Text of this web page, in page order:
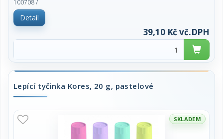
lepení fotografií doma, v
kanceláři i ve škole. Lepí všechny druhy papíru a
Vzduchotěsný uzávěr zajišťuje dlouhou životnost.
Je ekologické, 60% obsahu je vyrobeno z
obnovitelných zdrojů. Obsah 20 g. Cena za
100708 /
Detail
39,10 Kč vč.DPH
Lepící tyčinka Kores, 20 g, pastelové
SKLADEM